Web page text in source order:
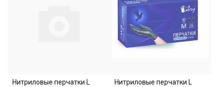
Нитриловые перчатки L
Нитриловые перчатки L